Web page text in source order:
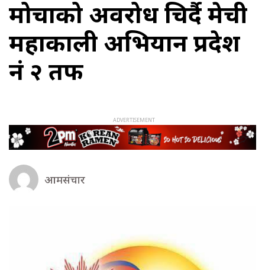
मोर्चाको अवरोध चिर्दै मेची
महाकाली अभियान प्रदेश
नं २ तर्फ
आमसंचार